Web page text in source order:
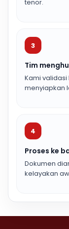
tenor.
3
Tim
Kami
menyiapkan
4
Proses ke
Dokumen
kelayakan